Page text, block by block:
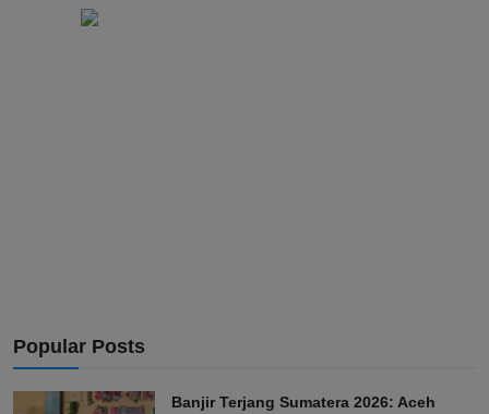
Popular Posts
Banjir Terjang Sumatera 2026: Aceh